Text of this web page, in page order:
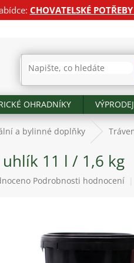
CHOVATELSKÉ
OHRADNÍKY VÝPRODEJ
a bylinné doplňky
uhlík 11 l / 1,6 kg
Podrobnosti hodnocení